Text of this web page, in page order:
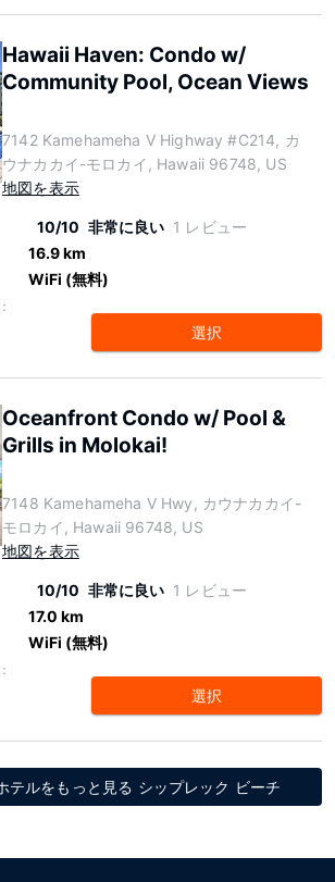
Hawaii Haven: Condo w/
Community Pool, Ocean Views
7142 Kamehameha V Highway #C214, カ
ウナカカイ-モロカイ, Hawaii 96748, US
地図を表示
10/10 非常に良い 1 レビュー
16.9 km
WiFi (無料)
選択
Oceanfront Condo w/ Pool &
Grills in Molokai!
7148 Kamehameha V Hwy, カウナカカイ-
モロカイ, Hawaii 96748, US
地図を表示
10/10 非常に良い 1 レビュー
17.0 km
WiFi (無料)
選択
テルをもっと見る シップレック ビーチ